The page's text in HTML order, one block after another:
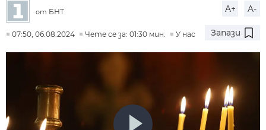
от БНТ A+ A-
07:50, 06.08.2024 Чете се за: 01:30 мин. У нас Запази